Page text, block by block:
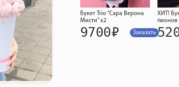
Букет Trio “Сара Верона
Мисти” х2
9700₽ Заказать
ХИТ!
пионов